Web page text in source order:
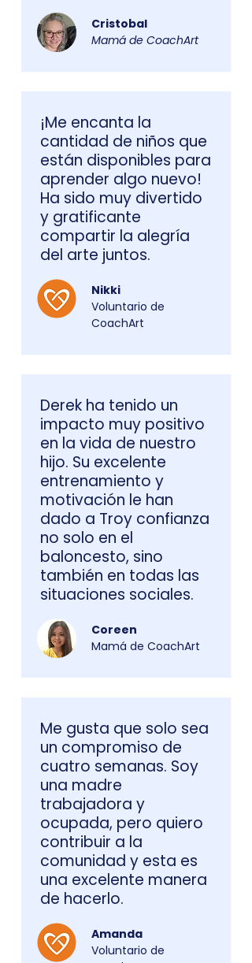
Cristobal
Mamá de CoachArt
¡Me encanta la
cantidad de niños que
están disponibles para
aprender algo nuevo!
Ha sido muy divertido
y gratificante
compartir la alegría
del arte juntos.
Nikki
Voluntario de
CoachArt
Derek ha tenido un
impacto muy positivo
en la vida de nuestro
hijo. Su excelente
entrenamiento y
motivación le han
dado a Troy confianza
no solo en el
baloncesto, sino
también en todas las
situaciones sociales.
Coreen
Mamá de CoachArt
Me gusta que solo sea
un compromiso de
cuatro semanas. Soy
una madre
trabajadora y
ocupada, pero quiero
contribuir a la
comunidad y esta es
una excelente manera
de hacerlo.
Amanda
Voluntario de